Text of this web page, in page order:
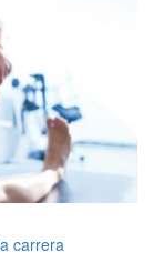
carrera